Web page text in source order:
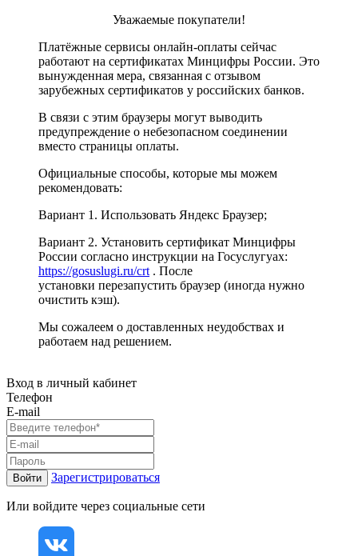
Уважаемые покупатели!
Платёжные сервисы онлайн-оплаты сейчас
работают на сертификатах Минцифры России. Это
вынужденная мера, связанная с отзывом
зарубежных сертификатов у российских банков.
В связи с этим браузеры могут выводить
предупреждение о небезопасном соединении
вместо страницы оплаты.
Официальные способы, которые мы можем
рекомендовать:
Вариант 1. Использовать Яндекс Браузер;
Вариант 2. Установить сертификат Минцифры
России согласно инструкции на Госуслугуах:
https://gosuslugi.ru/crt . После
установки перезапустить браузер (иногда нужно
очистить кэш).
Мы сожалеем о доставленных неудобствах и
работаем над решением.
Вход в личный кабинет
Телефон
E-mail
Войти Зарегистрироваться
Или войдите через социальные сети